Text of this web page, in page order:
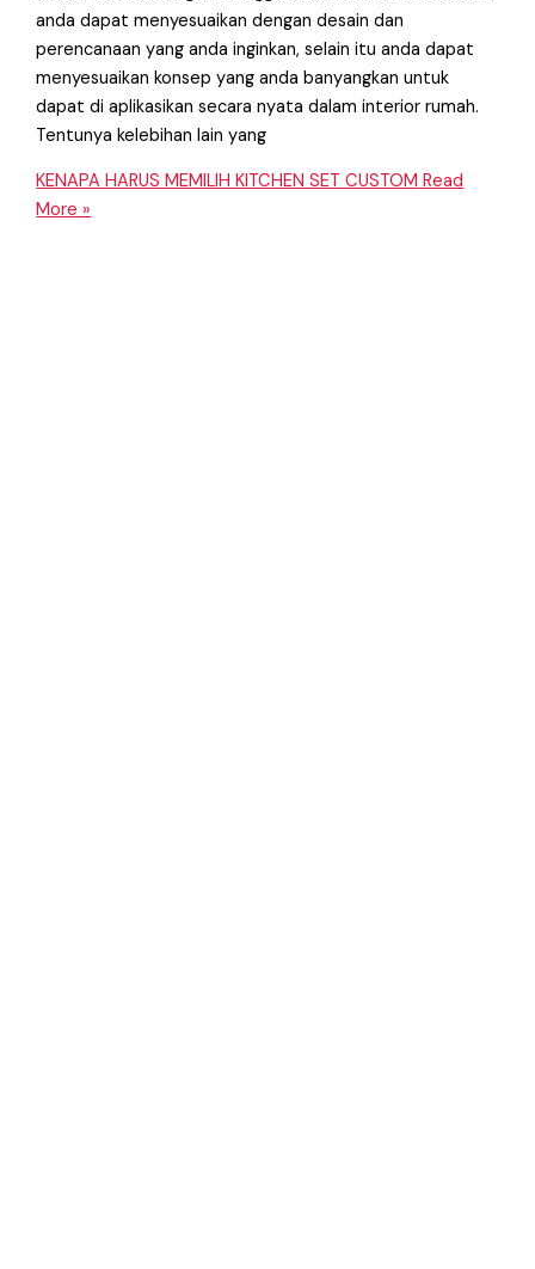
anda dapat menyesuaikan dengan desain dan
perencanaan yang anda inginkan, selain itu anda dapat
menyesuaikan konsep yang anda banyangkan untuk
dapat di aplikasikan secara nyata dalam interior rumah.
Tentunya kelebihan lain yang
KENAPA HARUS MEMILIH KITCHEN SET CUSTOM Read
More »